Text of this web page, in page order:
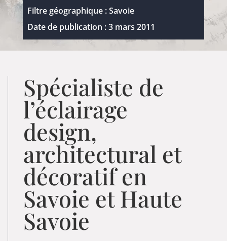
Filtre géographique : Savoie
Date de publication : 3 mars 2011
Spécialiste de
l’éclairage
design,
architectural et
décoratif en
Savoie et Haute
Savoie